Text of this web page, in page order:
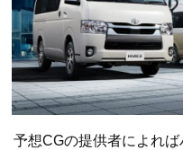
予想CGの提供者によれ